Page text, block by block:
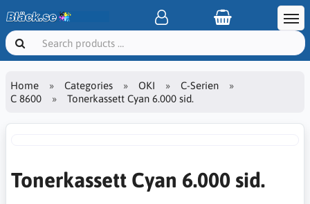
Home Categories OKI
C-Serien
C 8600
Tonerkassett Cyan 6.000 sid.
Tonerkassett Cyan 6.000 sid.